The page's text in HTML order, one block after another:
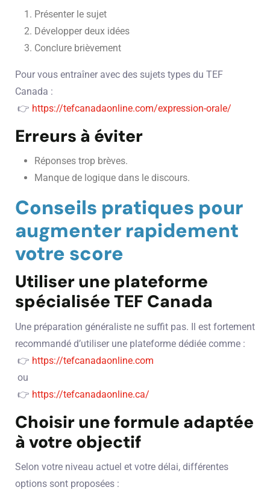
Présenter le sujet
Développer deux idées
Conclure brièvement
Pour vous entraîner avec des sujets types du TEF
Canada :
👉 https://tefcanadaonline.com/expression-orale/
Erreurs à éviter
Réponses trop brèves.
Manque de logique dans le discours.
Conseils pratiques pour
augmenter rapidement
votre score
Utiliser une plateforme
spécialisée TEF Canada
Une préparation généraliste ne suffit pas. Il est fortement
recommandé d’utiliser une plateforme dédiée comme :
👉 https://tefcanadaonline.com
ou
👉 https://tefcanadaonline.ca/
Choisir une formule adaptée
à votre objectif
Selon votre niveau actuel et votre délai, différentes
options sont proposées :